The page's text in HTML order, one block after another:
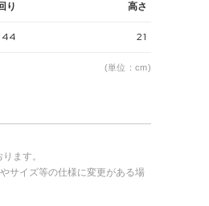
り 高さ
44 21
(単位：cm)
ます。
サイズ等の仕様に変更がある場